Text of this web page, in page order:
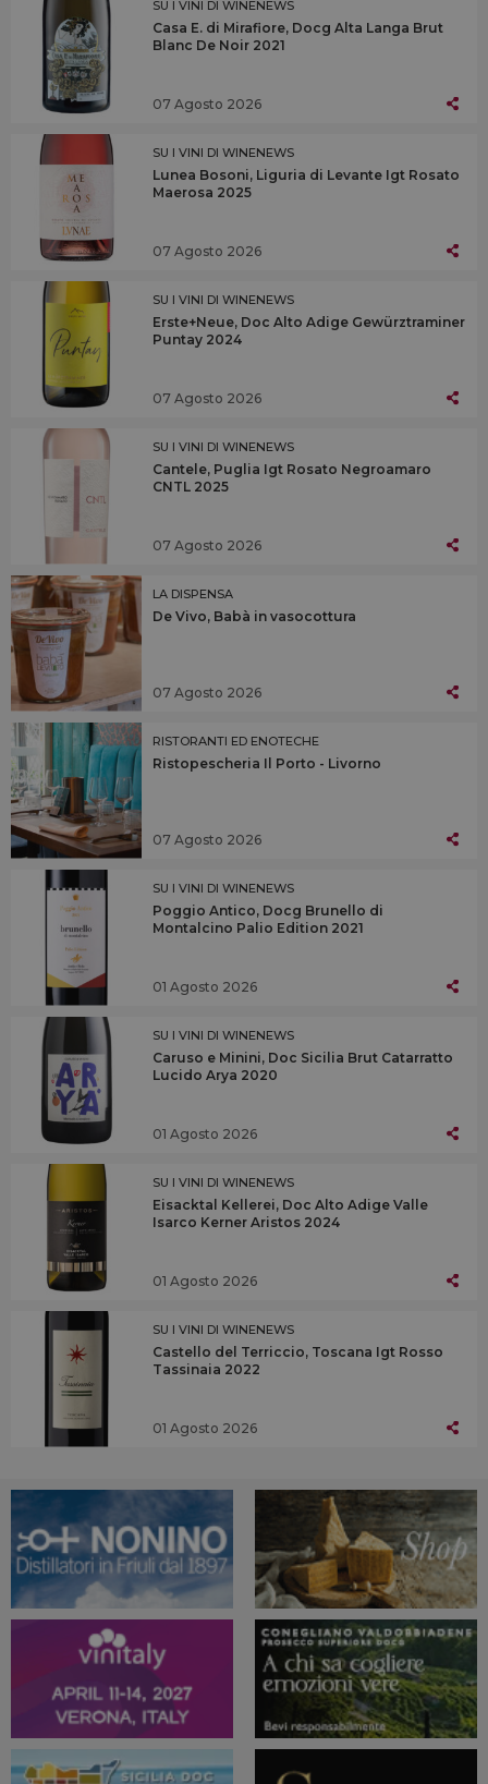
SU I VINI DI WINENEWS
Casa E. di Mirafiore, Docg Alta Langa Brut
Blanc De Noir 2021
07 Agosto 2026
SU I VINI DI WINENEWS
Lunea Bosoni, Liguria di Levante Igt Rosato
Maerosa 2025
07 Agosto 2026
SU I VINI DI WINENEWS
Erste+Neue, Doc Alto Adige Gewürztraminer
Puntay 2024
07 Agosto 2026
SU I VINI DI WINENEWS
Cantele, Puglia Igt Rosato Negroamaro
CNTL 2025
07 Agosto 2026
LA DISPENSA
De Vivo, Babà in vasocottura
07 Agosto 2026
RISTORANTI ED ENOTECHE
Ristopescheria Il Porto - Livorno
07 Agosto 2026
SU I VINI DI WINENEWS
Poggio Antico, Docg Brunello di
Montalcino Palio Edition 2021
01 Agosto 2026
SU I VINI DI WINENEWS
Caruso e Minini, Doc Sicilia Brut Catarratto
Lucido Arya 2020
01 Agosto 2026
SU I VINI DI WINENEWS
Eisacktal Kellerei, Doc Alto Adige Valle
Isarco Kerner Aristos 2024
01 Agosto 2026
SU I VINI DI WINENEWS
Castello del Terriccio, Toscana Igt Rosso
Tassinaia 2022
01 Agosto 2026